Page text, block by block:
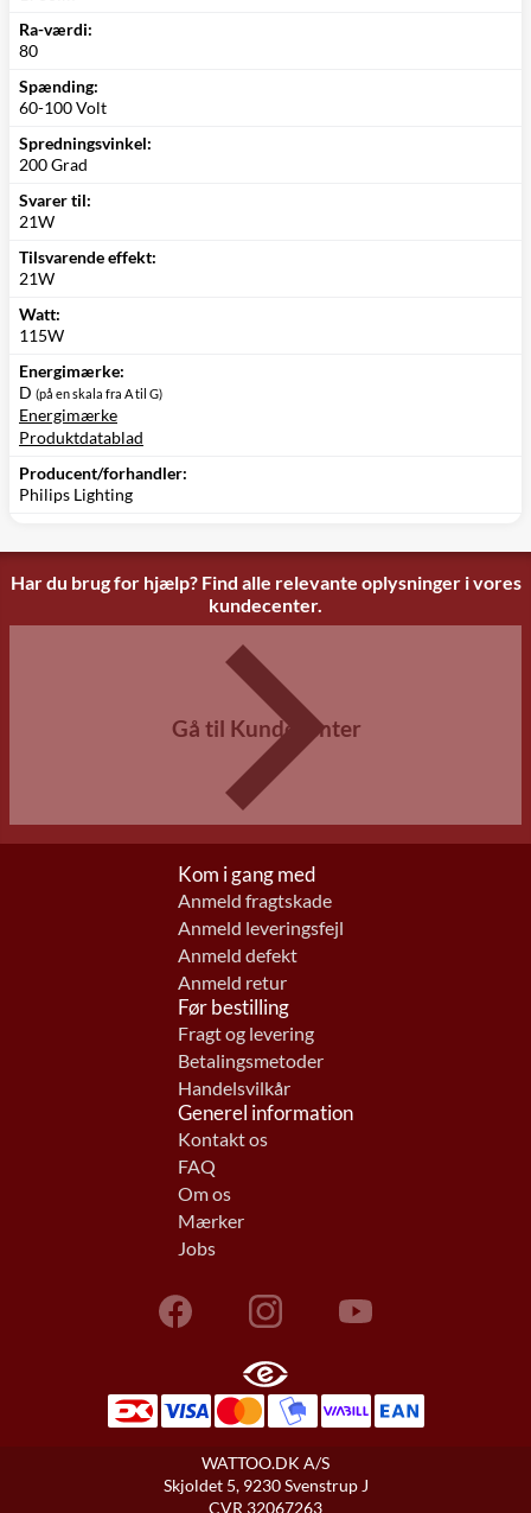
Ra-værdi:
80
Spænding:
60-100 Volt
Spredningsvinkel:
200 Grad
Svarer til:
21W
Tilsvarende effekt:
21W
Watt:
115W
Energimærke:
D (på en skala fra A til G)
Energimærke
Produktdatablad
Producent/forhandler:
Philips Lighting
Har du brug for hjælp? Find alle relevante oplysninger i vores
kundecenter.
Gå til Kundecenter
Kom i gang med
Anmeld fragtskade
Anmeld leveringsfejl
Anmeld defekt
Anmeld retur
Før bestilling
Fragt og levering
Betalingsmetoder
Handelsvilkår
Generel information
Kontakt os
FAQ
Om os
Mærker
Jobs
WATTOO.DK A/S
Skjoldet 5, 9230 Svenstrup J
CVR 32067263